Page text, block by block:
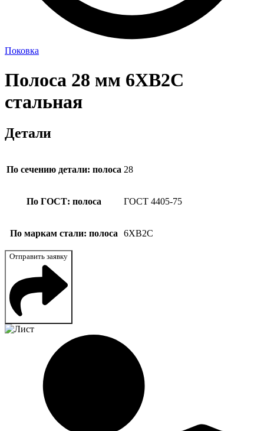
Поковка
Полоса 28 мм 6ХВ2С
стальная
Детали
По сечению детали: полоса 28
По ГОСТ: полоса ГОСТ 4405-75
По маркам стали: полоса 6ХВ2С
Отправить заявку